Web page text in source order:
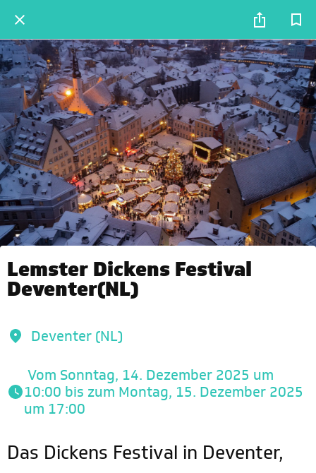
Lemster Dickens Festival
Deventer(NL)
Deventer (NL)
10:00 bis zum Montag, 15. Dezember 2025
um 17:00
Das Dickens Festival in Deventer,